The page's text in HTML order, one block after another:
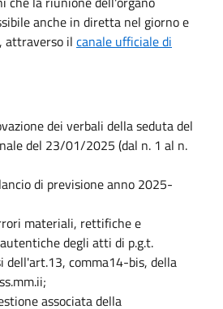
anche in diretta nel giorno e
attraverso il canale ufficiale di
dei verbali della seduta del
del 23/01/2025 (dal n. 1 al n.
di previsione anno 2025-
materiali, rettifiche e
degli atti di p.g.t.
dell'art.13, comma14-bis, della
associata della